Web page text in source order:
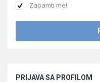
Zapamti me!
PRIJAVA SA PROFILOM